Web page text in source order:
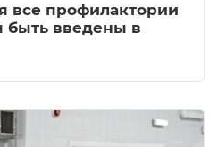
все профилактории
быть введены в